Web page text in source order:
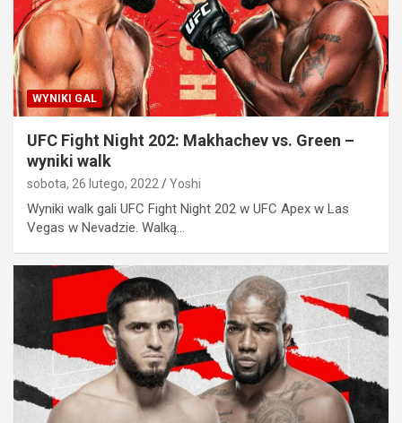
WYNIKI GAL
UFC Fight Night 202: Makhachev vs. Green –
wyniki walk
sobota, 26 lutego, 2022 Yoshi
Wyniki walk gali UFC Fight Night 202 w UFC Apex w Las
Vegas w Nevadzie. Walką…